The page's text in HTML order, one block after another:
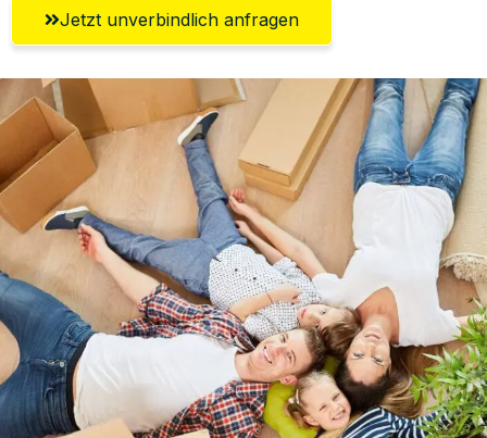
Jetzt unverbindlich anfragen